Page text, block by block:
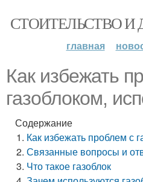
СТОИТЕЛЬСТВО
главная
Как избежать
газоблоком,
Содержание
Как избежать проблем с
Связанные вопросы и
Что такое газоблок